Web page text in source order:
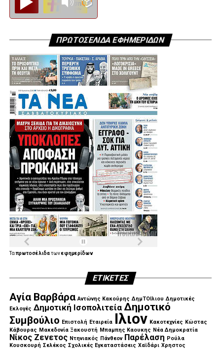
ΠΡΩΤΟΣΕΛΙΔΑ ΕΦΗΜΕΡΙΔΩΝ
Ταπρωτοσέλιδατωνεφημερίδων
ΕΤΙΚΈΤΕΣ
Αγία Βαρβάρα Αντώνης Κακούρης ΔημΤΟΙλιου Δημοτικές
Εκλογές Δημοτική Ισοπολιτεία Δημοτικό
Συμβούλιο Επιστολή Εταιρεία Ιλιον Κακοτεχνίες Κώστας
Κάβουρας Μακεδονία Ξακουστή Μπαμπης Καουκης Νέα Δημοκρατία
Νίκος Ζενετος Ντηνιακός Πάνθεον Παρέλαση Ρούλα
Κουσκουρή Σελέκος Σχολικές Εγκαταστάσεις Χαϊδάρι Χρηστος